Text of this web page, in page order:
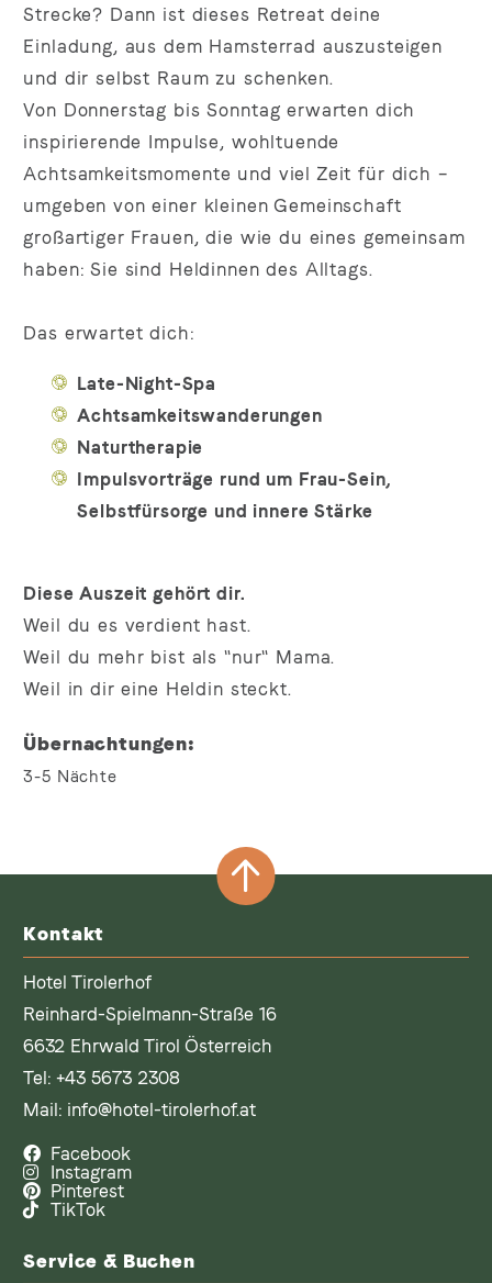
Strecke? Dann ist dieses Retreat deine
Einladung, aus dem Hamsterrad auszusteigen
und dir selbst Raum zu schenken.
Von Donnerstag bis Sonntag erwarten dich
inspirierende Impulse, wohltuende
Achtsamkeitsmomente und viel Zeit für dich –
umgeben von einer kleinen Gemeinschaft
großartiger Frauen, die wie du eines gemeinsam
haben: Sie sind Heldinnen des Alltags.
Das erwartet dich:
Late-Night-Spa
Achtsamkeitswanderungen
Naturtherapie
Impulsvorträge rund um Frau-Sein,
Selbstfürsorge und innere Stärke
Diese Auszeit gehört dir.
Weil du es verdient hast.
Weil du mehr bist als "nur" Mama.
Weil in dir eine Heldin steckt.
Übernachtungen
3-5 Nächte
Kontakt
Hotel Tirolerhof
Reinhard-Spielmann-Straße 16
6632 Ehrwald Tirol Österreich
Tel:+43 5673 2308
Mail: info@hotel-tirolerhof.at
Facebook
Instagram
Pinterest
TikTok
Service & Buchen